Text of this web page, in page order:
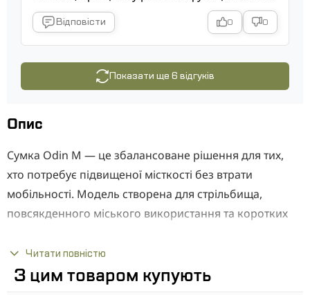
Відповісти 0 0
Показати ще 6 відгуків
Опис
Сумка Odin M — це збалансоване рішення для тих,
хто потребує підвищеної місткості без втрати
мобільності. Модель створена для стрільбища,
повсякденного міського використання та коротких
необхідного та зберегти швидкий доступ до
спорядження. Продумана конструкція, зносостійкі
Читати повністю
З цим товаром купують